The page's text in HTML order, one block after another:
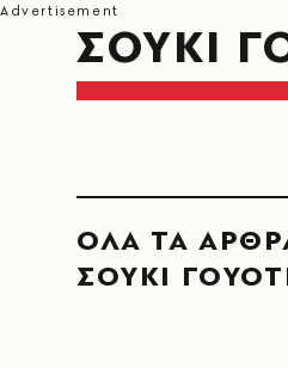
ΣΟΥΚΙ
ΟΛΑ ΤΑ
ΣΟΥΚΙ